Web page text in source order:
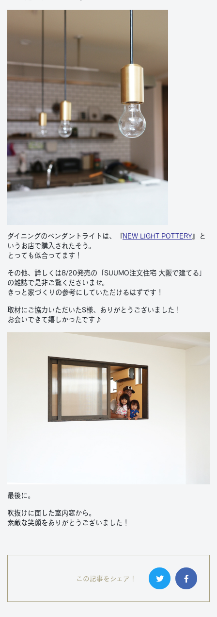
ダイニングのペンダントライトは、『NEW LIGHT POTTERY』と
いうお店で購入されたそう。
とっても似合ってます！
その他、詳しくは8/20発売の「SUUMO注文住宅 大阪で建てる」
の雑誌で是非ご覧くださいませ。
きっと家づくりの参考にしていただけるはずです！
取材にご協力いただいたS様、ありがとうございました！
お会いできて嬉しかったです♪
最後に。
吹抜けに面した室内窓から。
素敵な笑顔をありがとうございました！
この記事をシェア！